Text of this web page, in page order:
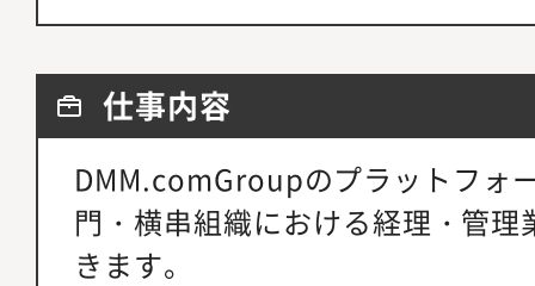
仕事内容
DMM.comGroupのプラットフォ
門・横串組織における経理・管
きます。